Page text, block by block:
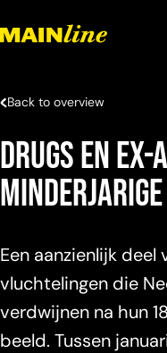
Back to overview
Drugs en
Een aanzienlijk
vluchtelingen die
verdwijnen na hun
beeld. Tussen